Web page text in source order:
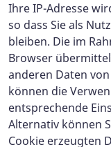
Ihre IP-Adresse
so dass Sie als
bleiben. Die im
Browser
anderen Daten
können die
entsprechende
Alternativ können
Cookie erzeugten